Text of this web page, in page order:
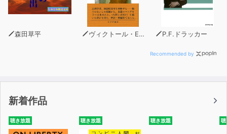
森田草平 ヴィクトール・E・フランクル P.F.ドラッカー
Recommended by
新着作品
聴き放題 聴き放題 聴き放題 聴